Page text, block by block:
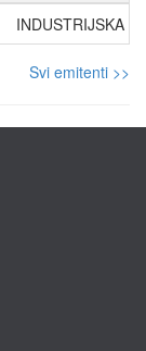
INDUSTRIJSKA
Svi emitenti >>